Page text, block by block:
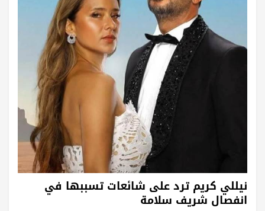
نيللي كريم ترد على شائعات تسببها في
انفصال شريف سلامة